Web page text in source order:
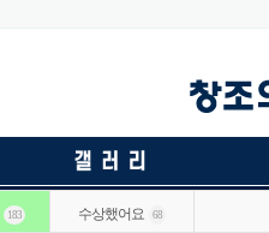
183 수상했어요 68